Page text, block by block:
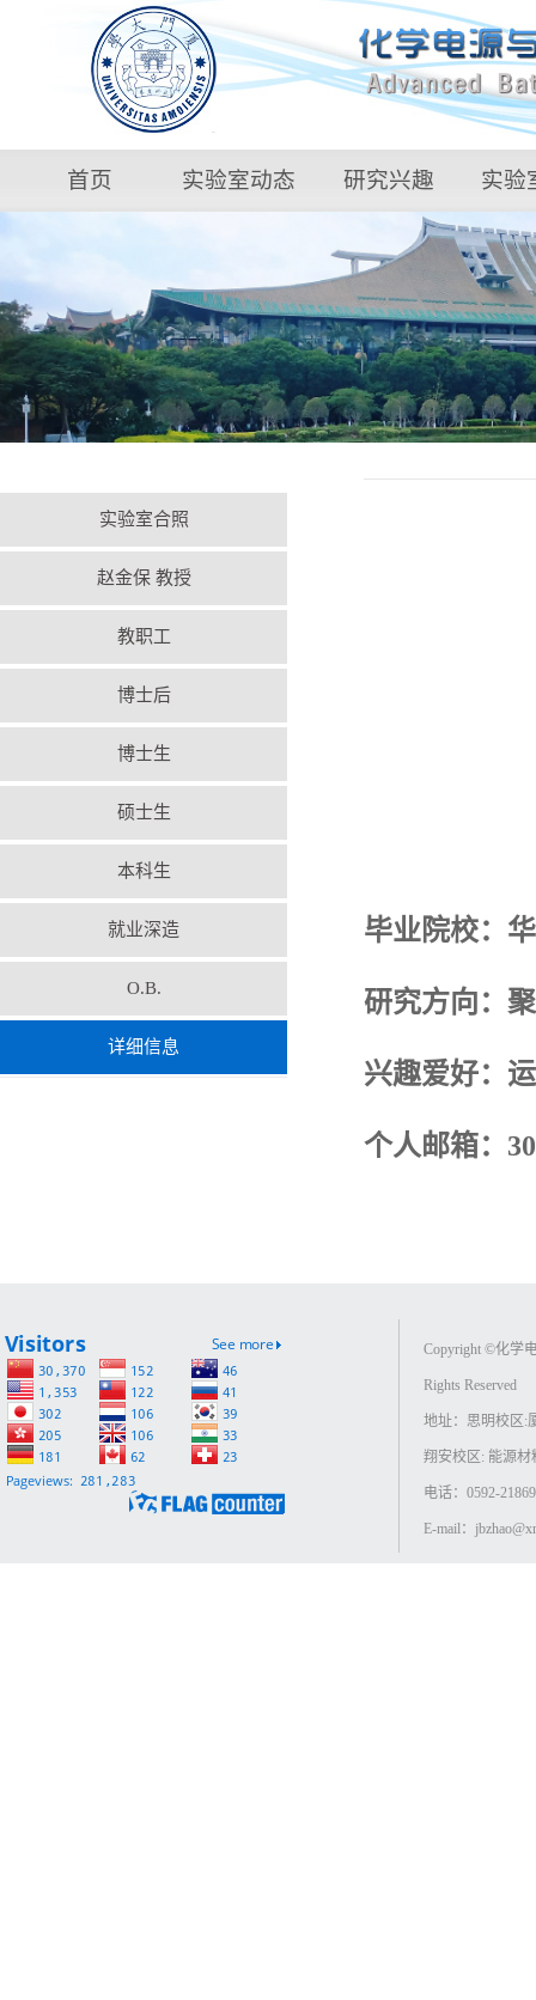
首页 实验室动态 研究兴趣 实验
实验室合照
赵金保 教授
教职工
博士后
博士生
硕士生
本科生
就业深造
O.B.
详细信息
毕业院校：
研究方向：
兴趣爱好：
个人邮箱：
Copyright ©化学
Rights Reserved
地址：思明校区:
翔安校区: 能源
电话：0592-
E-mail：